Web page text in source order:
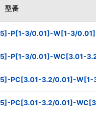
型番
P[1-3/0.01]-W[1-3/0.01]
P[1-3/0.01]-WC[3.01-
PC[3.01-3.2/0.01]-
PC[3.01-3.2/0.01]-